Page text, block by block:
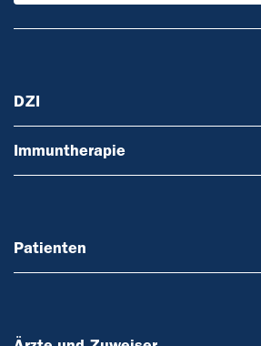
DZI
Immuntherapie
Patienten